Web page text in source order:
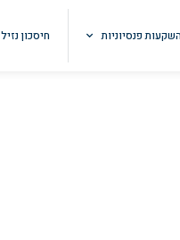
השקעות פנסיוניות חיסכון נזיל